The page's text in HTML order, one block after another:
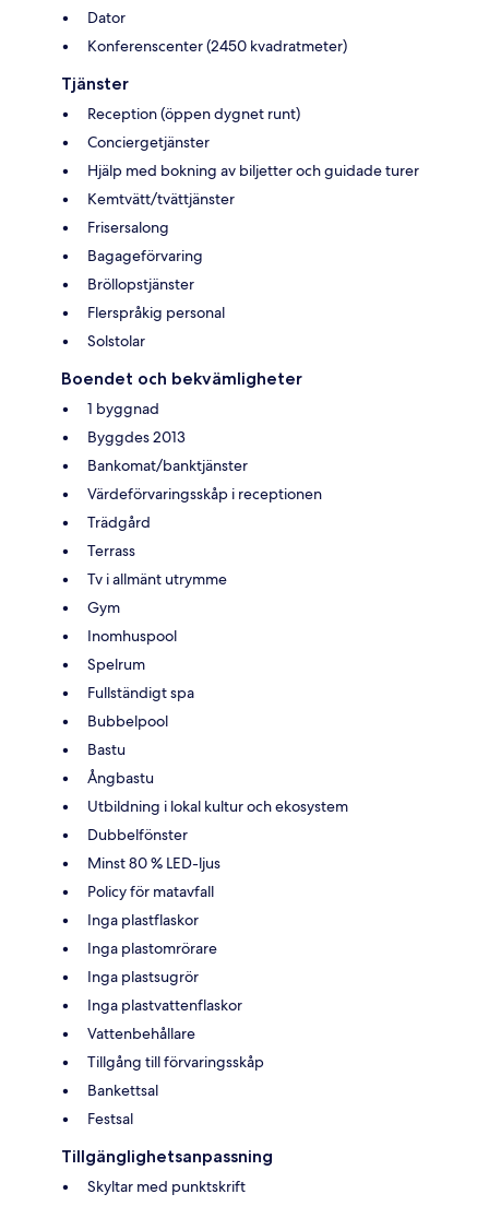
Dator
Konferenscenter (2450 kvadratmeter)
Tjänster
Reception (öppen dygnet runt)
Conciergetjänster
Hjälp med bokning av biljetter och guidade turer
Kemtvätt/tvättjänster
Frisersalong
Bagageförvaring
Bröllopstjänster
Flerspråkig personal
Solstolar
Boendet och bekvämligheter
1 byggnad
Byggdes 2013
Bankomat/banktjänster
Värdeförvaringsskåp i receptionen
Trädgård
Terrass
Tv i allmänt utrymme
Gym
Inomhuspool
Spelrum
Fullständigt spa
Bubbelpool
Bastu
Ångbastu
Utbildning i lokal kultur och ekosystem
Dubbelfönster
Minst 80 % LED-ljus
Policy för matavfall
Inga plastflaskor
Inga plastomrörare
Inga plastsugrör
Inga plastvattenflaskor
Vattenbehållare
Tillgång till förvaringsskåp
Bankettsal
Festsal
Tillgänglighetsanpassning
Skyltar med punktskrift